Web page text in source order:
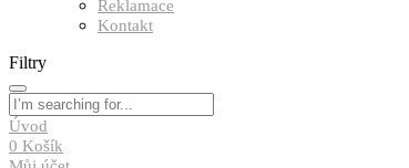
Reklamace
Kontakt
Filtry
Úvod
0 Košík